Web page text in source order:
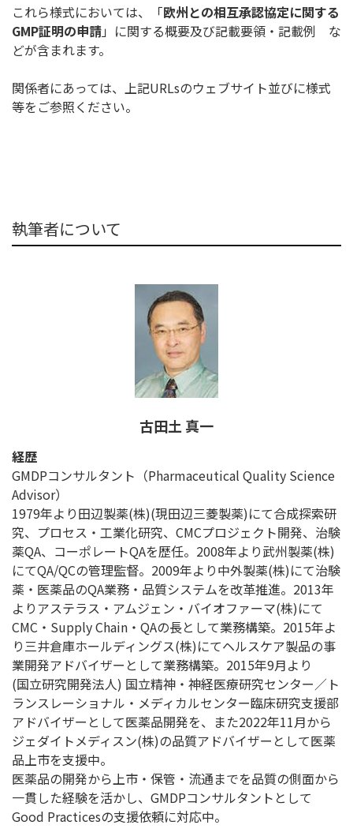
これら様式においては、「欧州との相互承認協定に関する
GMP証明の申請」に関する概要及び記載要領・記載例 な
どが含まれます。
関係者にあっては、上記URLsのウェブサイト並びに様式
等をご参照ください。
執筆者について
古田土 真一
経歴
GMDPコンサルタント（Pharmaceutical Quality Science
Advisor）
1979年より田辺製薬(株)(現田辺三菱製薬)にて合成探索研
究、プロセス・工業化研究、CMCプロジェクト開発、治験
薬QA、コーポレートQAを歴任。2008年より武州製薬(株)
にてQA/QCの管理監督。2009年より中外製薬(株)にて治験
薬・医薬品のQA業務・品質システムを改革推進。2013年
よりアステラス・アムジェン・バイオファーマ(株)にて
CMC・Supply Chain・QAの長として業務構築。2015年よ
り三井倉庫ホールディングス(株)にてヘルスケア製品の事
業開発アドバイザーとして業務構築。2015年9月より
(国立研究開発法人) 国立精神・神経医療研究センター／ト
ランスレーショナル・メディカルセンター臨床研究支援部
アドバイザーとして医薬品開発を、また2022年11月から
ジェダイトメディスン(株)の品質アドバイザーとして医薬
品上市を支援中。
医薬品の開発から上市・保管・流通までを品質の側面から
一貫した経験を活かし、GMDPコンサルタントとして
Good Practicesの支援依頼に対応中。